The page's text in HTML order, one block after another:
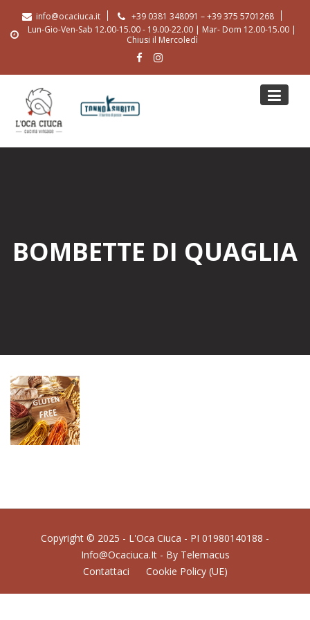
content
info@ocaciuca.it
+39 0381 348091 – +39 375 5701268
Lun-Gio-Ven-Sab 12.00-15.00 - 19.00-22.00 | Mar- Dom 12.00-15.00 |
Chiusi il Mercoledì
BOMBETTE DI QUAGLIA
Copyright © 2025 - L'Oca Ciuca - PI 01980140188 -
Info@ocaciuca.it - By Telemacus
Contattaci
Cookie Policy (UE)